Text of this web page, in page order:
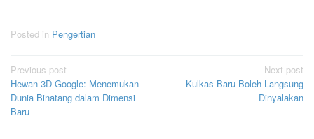
Posted in Pengertian
Post
navigation
Previous post
Hewan 3D Google: Menemukan
Dunia Binatang dalam Dimensi
Baru
Next post
Kulkas Baru Boleh Langsung
Dinyalakan